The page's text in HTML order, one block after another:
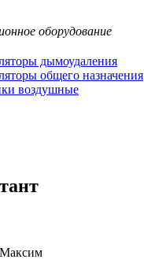
дымоудаления
общего назначения
воздушные
Максим